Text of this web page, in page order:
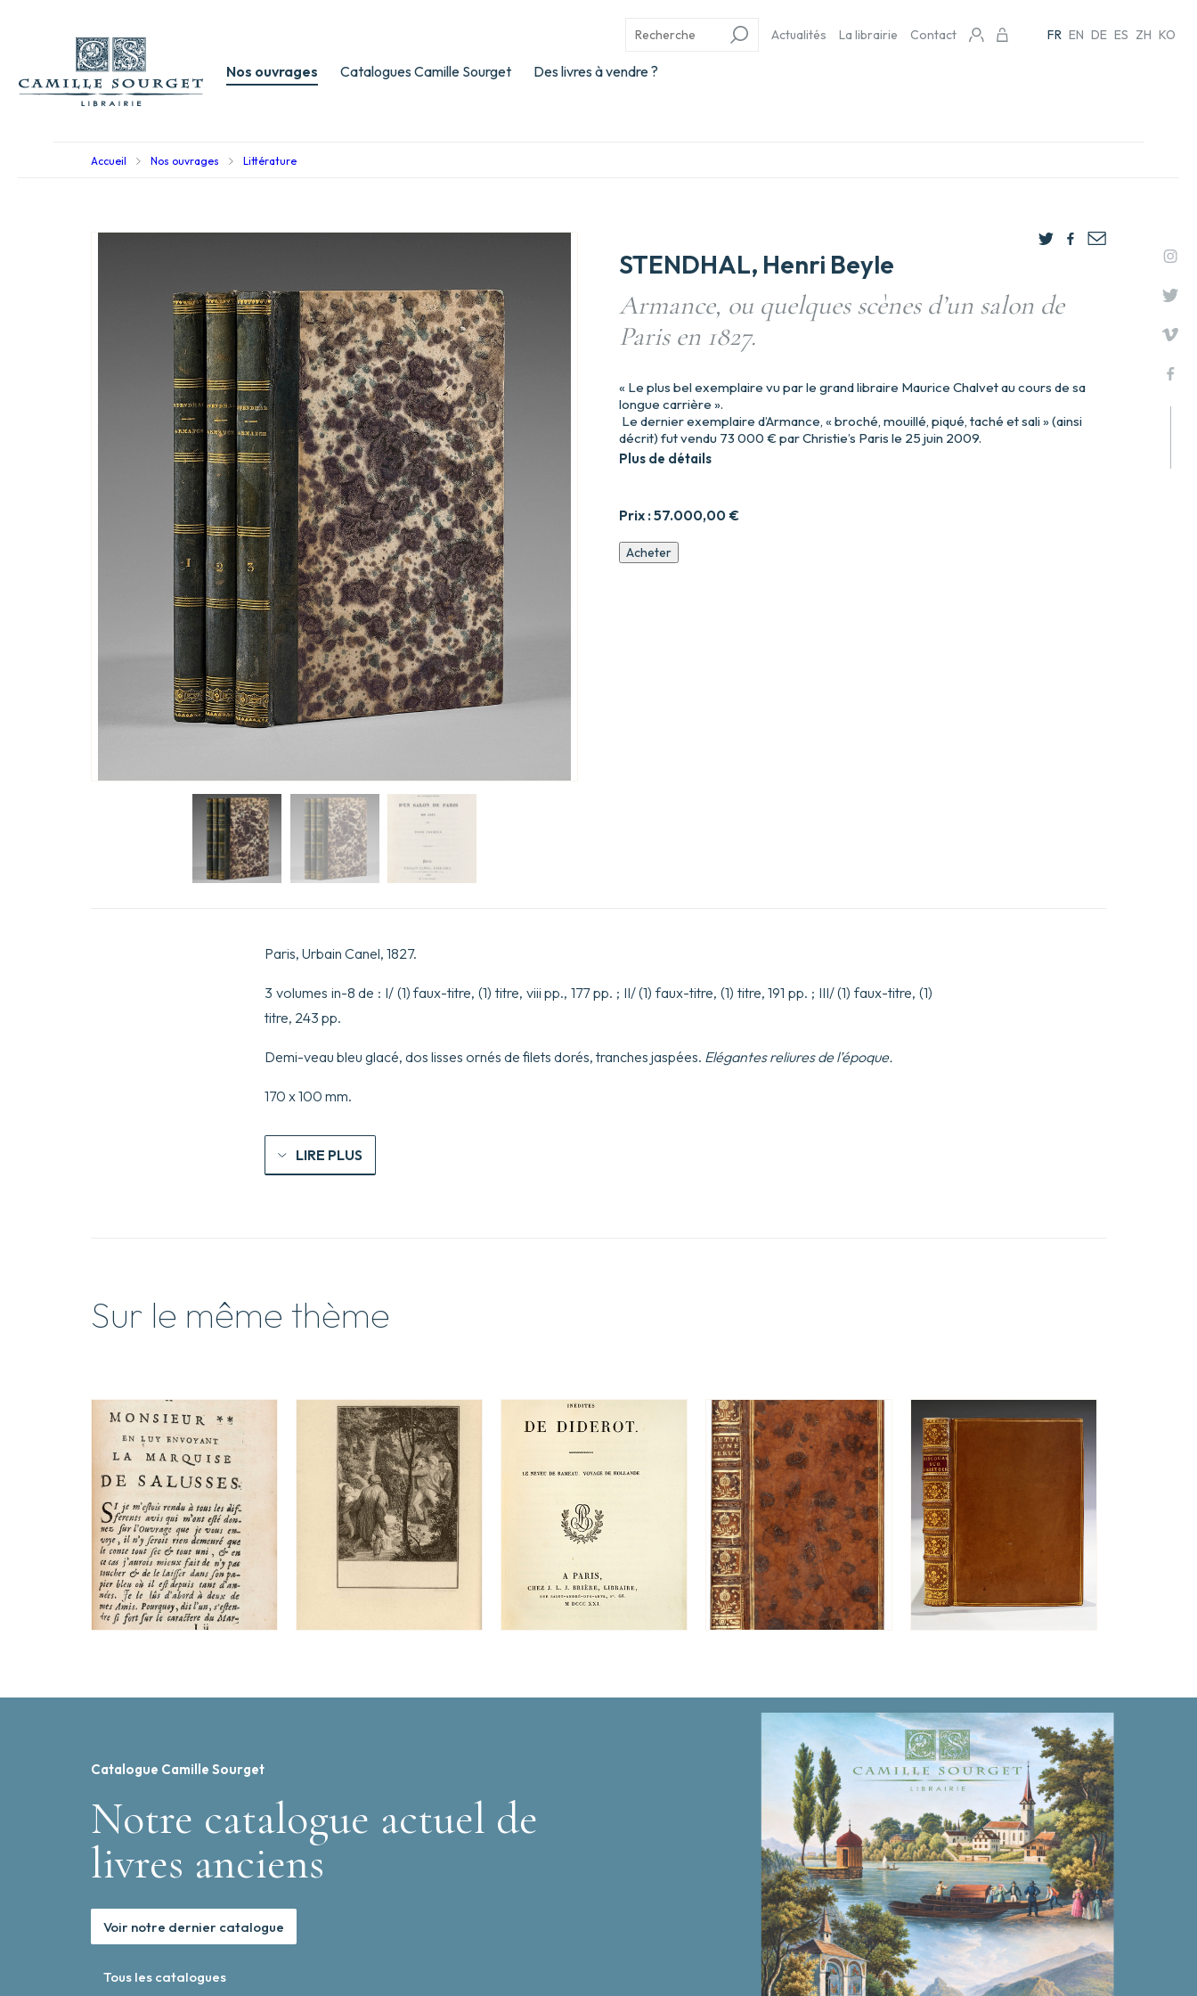
Nos ouvrages Catalogues Camille Sourget Des livres à vendre ?
Actualités La librairie Contact FR EN DE ES ZH KO
Accueil Nos ouvrages Littérature
STENDHAL, Henri Beyle
Armance, ou quelques scènes d’un salon de
Paris en 1827.
Prix :57.000,00 €
« Le plus bel exemplaire vu par le grand libraire Maurice Chalvet au cours de sa
longue carrière ».
Le dernier exemplaire d’Armance, « broché, mouillé, piqué, taché et sali » (ainsi
décrit) fut vendu 73 000 € par Christie’s Paris le 25 juin 2009.
Plus de détails
quantité
de
Acheter
Paris, Urbain Canel, 1827.
3 volumes in-8 de : I/ (1) faux-titre, (1) titre, viii pp., 177 pp. ; II/ (1) faux-titre, (1) titre, 191 pp. ; III/ (1) faux-titre, (1)
titre, 243 pp.
Demi-veau bleu glacé, dos lisses ornés de filets dorés, tranches jaspées. Elégantes reliures de l’époque.
170 x 100 mm.
LIRE PLUS
Sur le même thème
Catalogue Camille Sourget
Notre catalogue actuel de
livres anciens
Voir notre dernier catalogue
Tous les catalogues